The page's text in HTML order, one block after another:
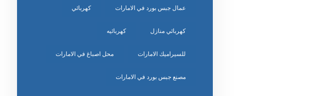
عمال جبس بورد في الامارات كهربائي
كهربائي منازل كهربائيه
للسيراميك الامارات محل اصباغ في الامارات
مصنع جبس بورد في الامارات